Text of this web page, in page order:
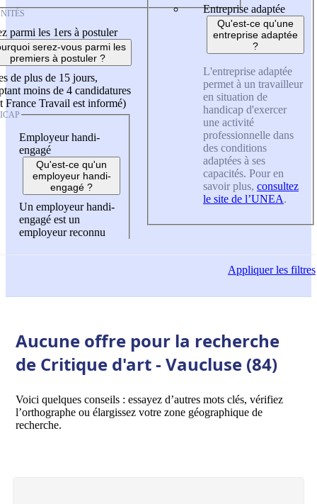
parmi les 1ers à postuler
serez-vous parmi les
premiers à postuler ?
de plus de 15 jours,
moins de 4 candidatures
France Travail est informé)
Employeur handi-
engagé
Qu'est-ce qu'un
employeur handi-
engagé ?
Un employeur handi-
engagé est un
employeur reconnu
Entreprise adaptée
Qu'est-ce qu'une
entreprise adaptée
?
L'entreprise adaptée
permet à un travailleur
en situation de
handicap d'exercer
une activité
professionnelle dans
des conditions
adaptées à ses
capacités. Pour en
savoir plus, consultez
le site de l’UNEA.
Appliquerles filtres
Aucune offre pour la recherche
de Critique d'art - Vaucluse (84)
Voici quelques conseils : essayez d’autres mots clés, vérifiez
l’orthographe ou élargissez votre zone géographique de
recherche.